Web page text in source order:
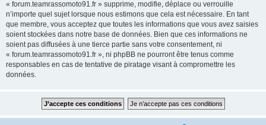
« forum.teamrassomoto91.fr » supprime, modifie, déplace ou verrouille
n’importe quel sujet lorsque nous estimons que cela est nécessaire. En tant
que membre, vous acceptez que toutes les informations que vous avez saisies
soient stockées dans notre base de données. Bien que ces informations ne
soient pas diffusées à une tierce partie sans votre consentement, ni
« forum.teamrassomoto91.fr », ni phpBB ne pourront être tenus comme
responsables en cas de tentative de piratage visant à compromettre les
données.